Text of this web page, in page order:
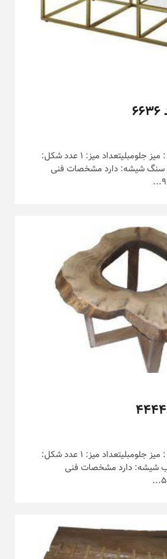
برند : متفرقهدسته‌بندی : میز جلومبلیتعداد میز: 1 عدد شکل:
شیشه: دارد مشخصات فنی
برند : متفرقهدسته‌بندی : میز جلومبلیتعداد میز: 1 عدد شکل:
شیشه: دارد مشخصات فنی